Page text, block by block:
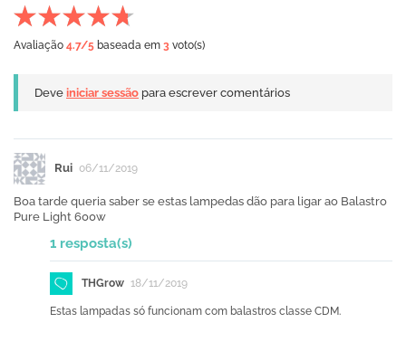
Avaliação 4.7/5 baseada em 3 voto(s)
Deve iniciar sessão para escrever comentários
Rui 06/11/2019
Boa tarde queria saber se estas lampedas dão para ligar ao Balastro
Pure Light 600w
1 resposta(s)
THGrow 18/11/2019
Estas lampadas só funcionam com balastros classe CDM.